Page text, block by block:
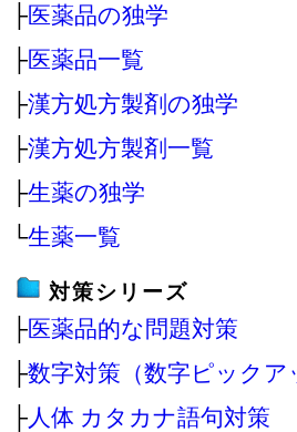
├医薬品の独学
├医薬品一覧
├漢方処方製剤の独学
├漢方処方製剤一覧
├生薬の独学
└生薬一覧
対策シリーズ
├医薬品的な問題対策
├数字対策（数字ピックア
├人体 カタカナ語句対策